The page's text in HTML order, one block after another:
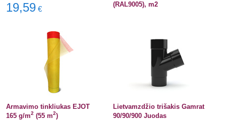
19,59 €
(RAL9005), m2
Armavimo tinkliukas EJOT
165 g/m2 (55 m2)
Lietvamzdžio trišakis Gamrat
90/90/900 Juodas